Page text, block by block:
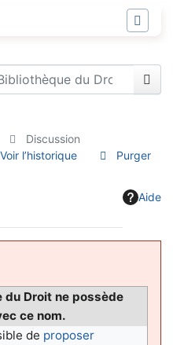
Discussion
Voir l’historique Purger
Aide
du Droit ne possède
ce nom.
de proposer